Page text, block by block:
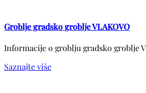
Groblje gradsko groblje VLAKOVO
Informacije o groblju gradsko groblje
Saznajte više